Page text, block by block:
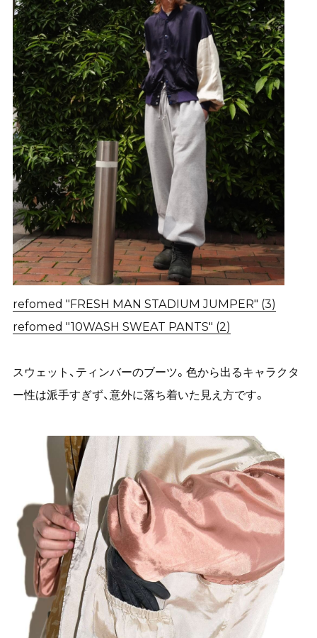
refomed "FRESH MAN STADIUM JUMPER" (3)
refomed "10WASH SWEAT PANTS" (2)
スウェット、ティンバーのブーツ。色から出るキャラクタ
ー性は派手すぎず、意外に落ち着いた見え方です。